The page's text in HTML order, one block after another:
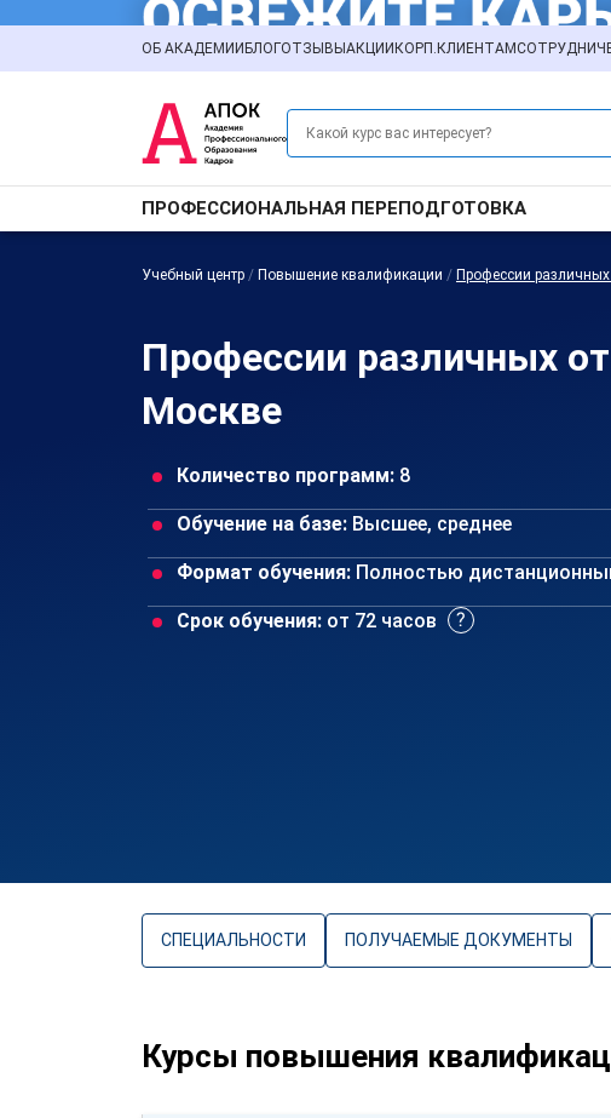
ОБ АКАДЕМИИ БЛОГОТЗЫВЫ АКЦИИ КОРП.КЛИЕНТАМ
ПРОФЕССИОНАЛЬНАЯ ПЕРЕПОДГОТОВКА
Учебный центр / Повышение квалификации / Профессии различных
Профессии различных
Москве
Количество программ: 8
Обучение на базе: Высшее, среднее
Формат обучения: Полностью
Срок обучения: от 72 часов
СПЕЦИАЛЬНОСТИ ПОЛУЧАЕМЫЕ ДОКУМЕНТЫ
Курсы повышения